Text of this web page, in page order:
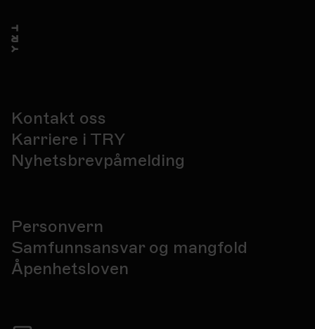
Kontakt oss
Karriere i TRY
Nyhetsbrevpåmelding
Personvern
Samfunnsansvar og mangfold
Åpenhetsloven